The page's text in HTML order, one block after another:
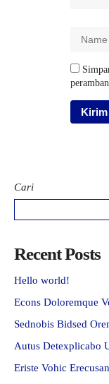
Cari
Recent Posts
Hello world!
Econs Doloremque
Sednobis Bidsed
Autus Detexplicabo
Eriste Vohic